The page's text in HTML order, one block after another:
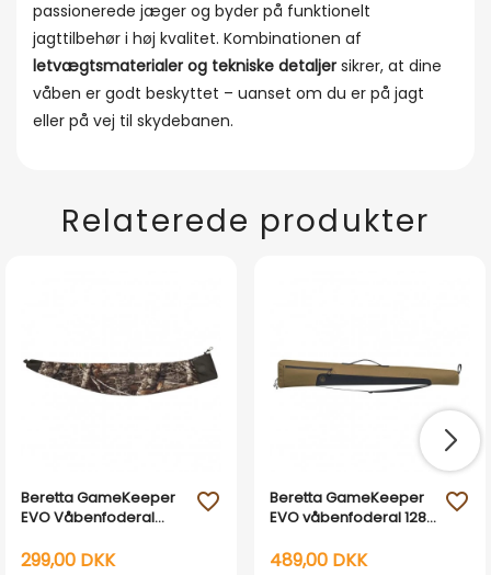
passionerede jæger og byder på funktionelt
jagttilbehør i høj kvalitet. Kombinationen af
letvægtsmaterialer og tekniske detaljer sikrer, at dine
våben er godt beskyttet – uanset om du er på jagt
eller på vej til skydebanen.
Relaterede produkter
Beretta GameKeeper
EVO Våbenfoderal
cm
299,00 DKK
favorite_outline
Beretta GameKeeper
EVO våbenfoderal 128
489,00 DKK
favorite_outline